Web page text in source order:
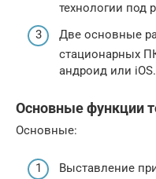
технологии под
Две основные
стационарных
андроид или iOS.
Основные функции
Основные:
Выставление